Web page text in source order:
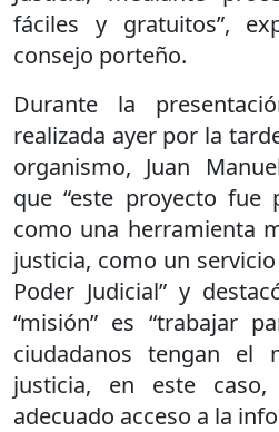
fáciles y gratuitos”,
consejo porteño.
Durante la
realizada ayer por la
organismo, Juan
que “este proyecto fue
como una herramienta
justicia, como un
Poder Judicial” y
“misión” es “trabajar
ciudadanos tengan el
justicia, en este
adecuado acceso a la